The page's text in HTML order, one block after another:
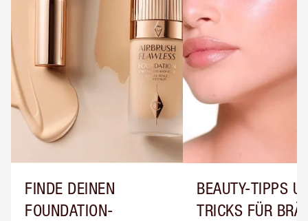
FINDE DEINEN
FOUNDATION-
BEAUTY-TIPPS
TRICKS FÜR